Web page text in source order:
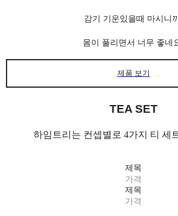
감기 기운있을때 마시니
몸이 풀리면서 너무 좋네
제품 보기
TEA SET
하임트리는 컨셉별로 4가지 티 세
제목
가격
제목
가격